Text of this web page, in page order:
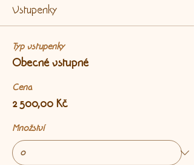
Vstupenky
Typ vstupenky
Obecné vstupné
Cena
2 500,00 Kč
Množství